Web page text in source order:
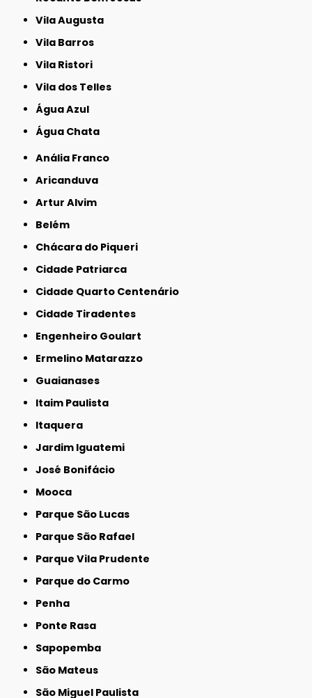
Vila Augusta
Vila Barros
Vila Ristori
Vila dos Telles
Água Azul
Água Chata
Anália Franco
Aricanduva
Artur Alvim
Belém
Chácara do Piqueri
Cidade Patriarca
Cidade Quarto Centenário
Cidade Tiradentes
Engenheiro Goulart
Ermelino Matarazzo
Guaianases
Itaim Paulista
Itaquera
Jardim Iguatemi
José Bonifácio
Mooca
Parque São Lucas
Parque São Rafael
Parque Vila Prudente
Parque do Carmo
Penha
Ponte Rasa
Sapopemba
São Mateus
São Miguel Paulista